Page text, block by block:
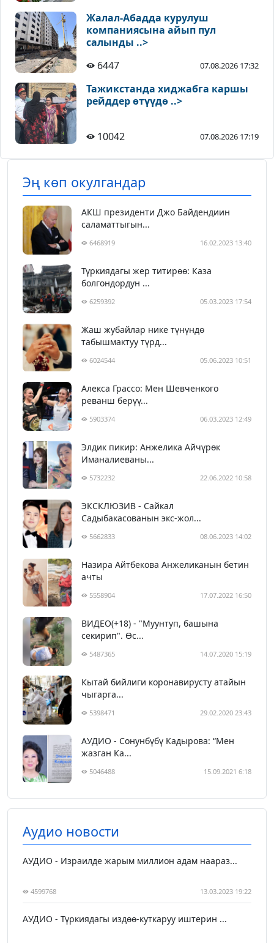
Жалал-Абадда курулуш
компаниясына айып пул
салынды ..>
6447
07.08.2026 17:32
Тажикстанда хиджабга каршы
рейддер өтүүдө ..>
10042 07.08.2026 17:19
Эң көп окулгандар
АКШ президенти Джо Байдендиин
саламаттыгын...
6468919 16.02.2023 13:40
Түркиядагы жер титирөө: Каза
болгондордун ...
6259392 05.03.2023 17:54
Жаш жубайлар нике түнүндө
табышмактуу түрд...
6024544 05.06.2023 10:51
Алекса Грассо: Мен Шевченкого
реванш берүү...
5903374 06.03.2023 12:49
Элдик пикир: Анжелика Айчүрөк
Иманалиеваны...
5732232 22.06.2022 10:58
ЭКСКЛЮЗИВ - Сайкал
Садыбакасованын экс-жол...
5662833 08.06.2023 14:02
Назира Айтбекова Анжеликанын бетин
ачты
5558904 17.07.2022 16:50
ВИДЕО(+18) - "Муунтуп, башына
секирип". Өс...
5487365 14.07.2020 15:19
Кытай бийлиги коронавирусту атайын
чыгарга...
5398471 29.02.2020 23:43
АУДИО - Сонунбүбү Кадырова: “Мен
жазган Ка...
5046488 15.09.2021 6:18
Аудио новости
АУДИО - Израилде жарым миллион адам наараз...
4599768 13.03.2023 19:22
АУДИО - Түркиядагы издөө-куткаруу иштерин ...